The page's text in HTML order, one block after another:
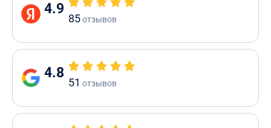
4.9
85отзывов
4.8
51 отзывов